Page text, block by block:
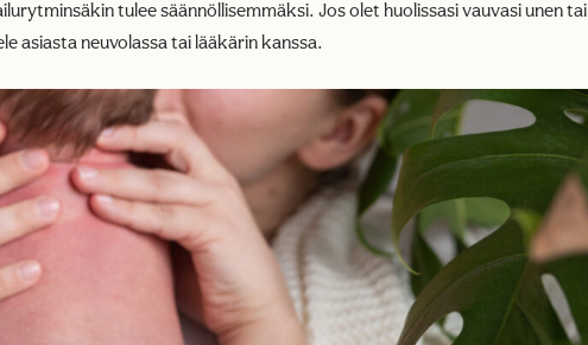
tulee säännöllisemmäksi. Jos olet huolissasi vauvasi unen tai
asiasta neuvolassa tai lääkärin kanssa.